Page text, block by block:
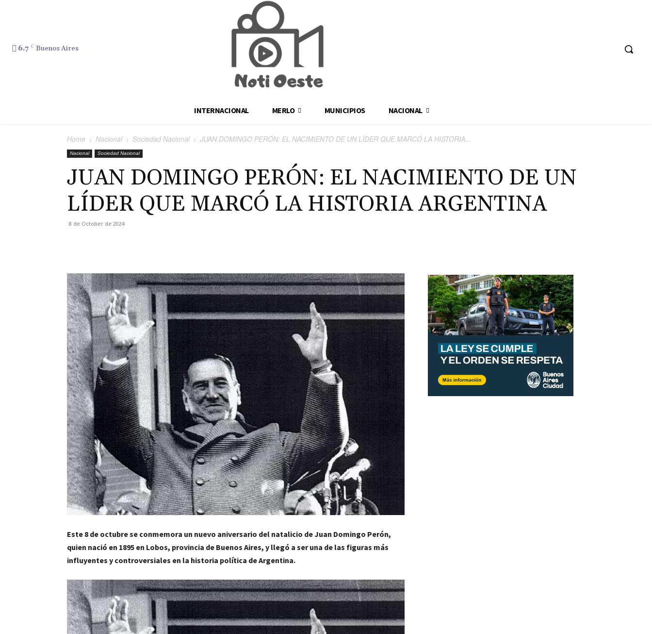
6.7 C Buenos Aires
INTERNACIONAL MERLO MUNICIPIOS NACIONAL
Home Nacional Sociedad Nacional JUAN DOMINGO PERÓN: EL NACIMIENTO DE UN LÍDER QUE MARCÓ LA HISTORIA...
Nacional Sociedad Nacional
JUAN DOMINGO PERÓN: EL NACIMIENTO DE UN
LÍDER QUE MARCÓ LA HISTORIA ARGENTINA
8 de October de 2024
Este 8 de octubre se conmemora un nuevo aniversario del natalicio de Juan Domingo Perón,
quien nació en 1895 en Lobos, provincia de Buenos Aires, y llegó a ser una de las figuras más
influyentes y controversiales en la historia política de Argentina.